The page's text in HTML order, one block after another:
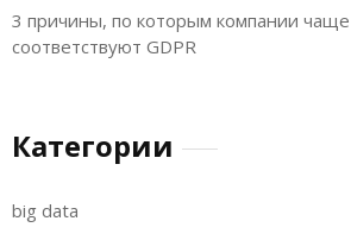
3 причины, по которым компании чаще
соответствуют GDPR
Категории
big data